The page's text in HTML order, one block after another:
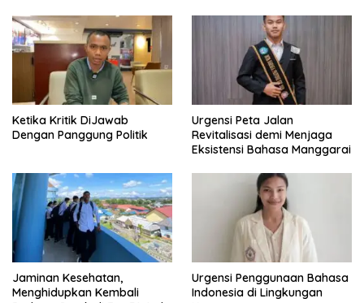
Pergub Larangan Beli BBM
Bersubsidi Bagi Penunggak
Pajak
Ketika Kritik DiJawab
Dengan Panggung Politik
Urgensi Peta Jalan
Revitalisasi demi Menjaga
Eksistensi Bahasa Manggarai
Jaminan Kesehatan,
Menghidupkan Kembali
Urgensi Penggunaan Bahasa
Indonesia di Lingkungan